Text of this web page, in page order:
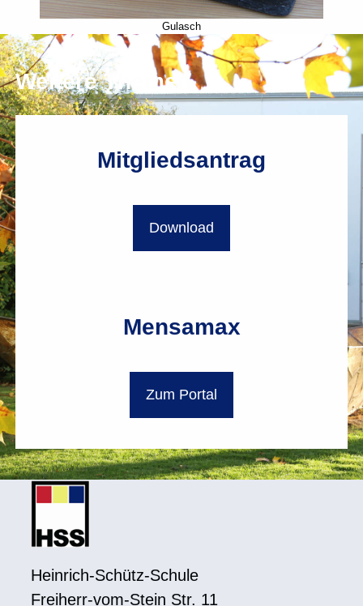
Gulasch
Weitere Themen
Mitgliedsantrag
Download
Mensamax
Zum Portal
Heinrich-Schütz-Schule
Freiherr-vom-Stein Str. 11